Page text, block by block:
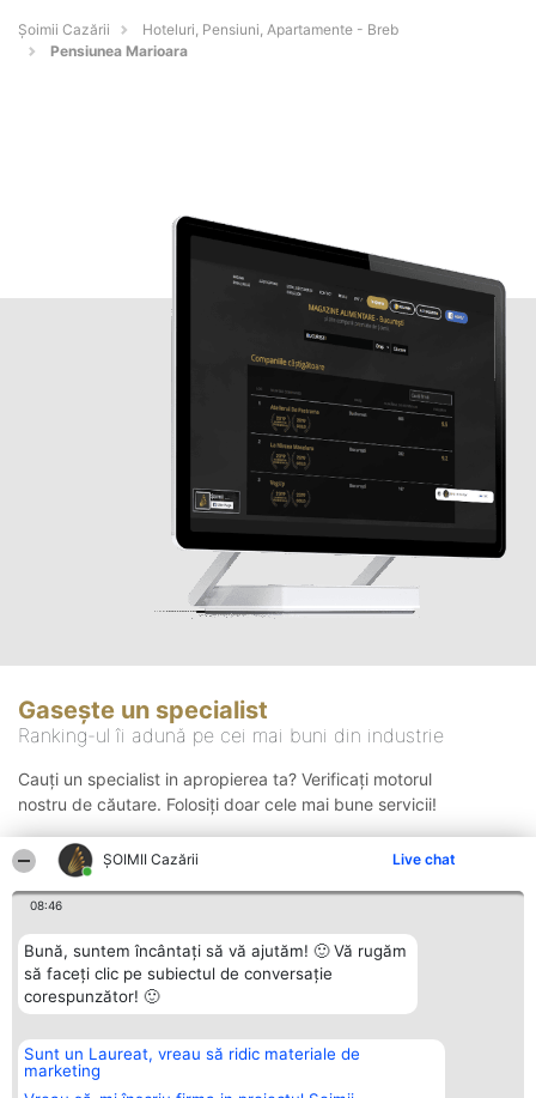
ȘOIMII Cazării Live chat
08:46
Bună, suntem încântați să vă ajutăm! 🙂 Vă rugăm
să faceți clic pe subiectul de conversație
corespunzător! 🙂
Sunt un Laureat, vreau să ridic materiale de
marketing
Șoimii Cazării
Hoteluri, Pensiuni, Apartamente - Breb
Pensiunea Marioara
Gasește un specialist
Ranking-ul îi adună pe cei mai buni din industrie
Cauți un specialist in apropierea ta? Verificați motorul
nostru de căutare. Folosiți doar cele mai bune servicii!
Organizator Ranking
BRIGHT SOLUTIONS BR SRL
Aleea Timisul De Sus 2 Bl. A30
Plebiscyt
Lista Tuturor
Contact